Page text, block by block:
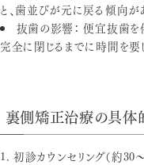
と、歯並びが元に戻る傾向が
抜歯の影響： 便宜抜歯を
完全に閉じるまでに時間を要
裏側矯正治療の具体
初診カウンセリング（約30